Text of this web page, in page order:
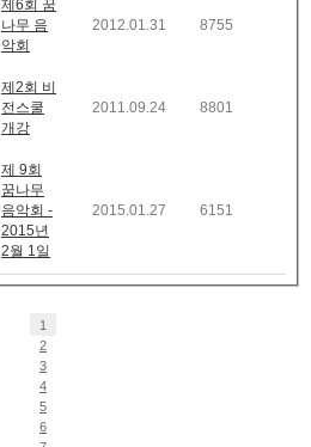
제6회 꿈
나무 음
악회
2012.01.31 8755
제2회 비
전스쿨
개강
2011.09.24 8801
제 9회
꿈나무
음악회 -
2015년
2월 1일
2015.01.27 6151
1
2
3
4
5
6